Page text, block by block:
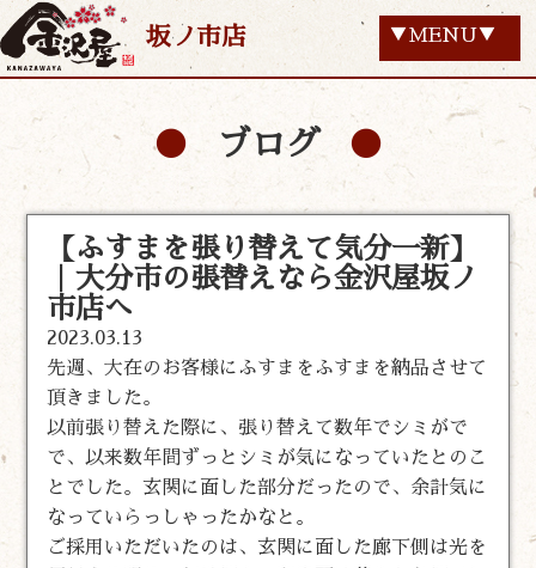
坂ノ市店 ▼MENU▼
ブログ
【ふすまを張り替えて気分一新】
｜大分市の張替えなら金沢屋坂ノ
市店へ
2023.03.13
先週、大在のお客様にふすまをふすまを納品させて
頂きました。
以前張り替えた際に、張り替えて数年でシミがで
で、以来数年間ずっとシミが気になっていたとのこ
とでした。玄関に面した部分だったので、余計気に
なっていらっしゃったかなと。
ご採用いただいたのは、玄関に面した廊下側は光を